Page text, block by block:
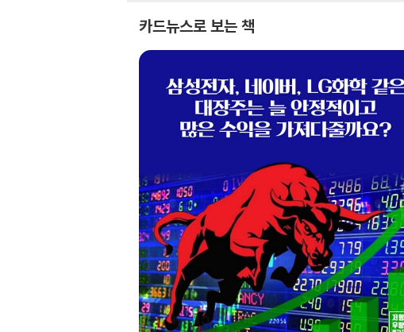
카드뉴스로 보는 책